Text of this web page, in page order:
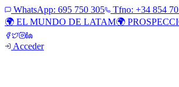
WhatsApp: 695 750 305
Tfno: +34 854
🌍 EL MUNDO DE LATAM🌍
Acceder